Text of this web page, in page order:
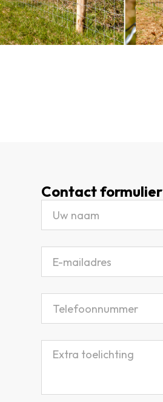
Contact formulier